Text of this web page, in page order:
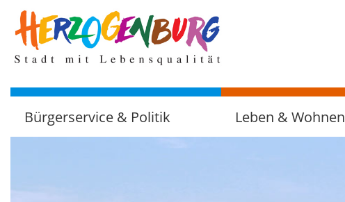
zum
Hauptinhalt
Bürgerservice & Politik Leben & Wohnen